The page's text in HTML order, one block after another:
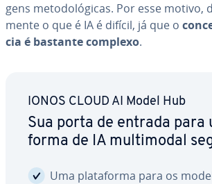
gens me­to­do­ló­gi­cas. Por esse motivo,
mente o que é IA é difícil, já que o
cia é bastante complexo.
IONOS CLOUD AI Model Hub
Sua porta de entrada
forma de IA mul­ti­mo­dal
Uma pla­ta­forma para os